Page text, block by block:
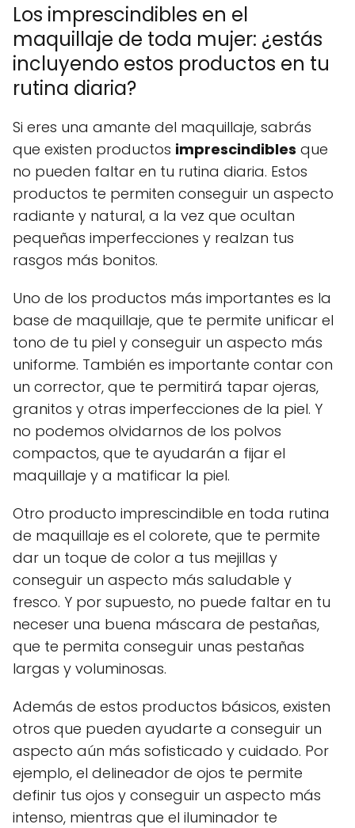
Los imprescindibles en el
maquillaje de toda mujer: ¿estás
incluyendo estos productos en tu
rutina diaria?
Si eres una amante del maquillaje, sabrás
que existen productos imprescindibles que
no pueden faltar en tu rutina diaria. Estos
productos te permiten conseguir un aspecto
radiante y natural, a la vez que ocultan
pequeñas imperfecciones y realzan tus
rasgos más bonitos.
Uno de los productos más importantes es la
base de maquillaje, que te permite unificar el
tono de tu piel y conseguir un aspecto más
uniforme. También es importante contar con
un corrector, que te permitirá tapar ojeras,
granitos y otras imperfecciones de la piel. Y
no podemos olvidarnos de los polvos
compactos, que te ayudarán a fijar el
maquillaje y a matificar la piel.
Otro producto imprescindible en toda rutina
de maquillaje es el colorete, que te permite
dar un toque de color a tus mejillas y
conseguir un aspecto más saludable y
fresco. Y por supuesto, no puede faltar en tu
neceser una buena máscara de pestañas,
que te permita conseguir unas pestañas
largas y voluminosas.
Además de estos productos básicos, existen
otros que pueden ayudarte a conseguir un
aspecto aún más sofisticado y cuidado. Por
ejemplo, el delineador de ojos te permite
definir tus ojos y conseguir un aspecto más
intenso, mientras que el iluminador te